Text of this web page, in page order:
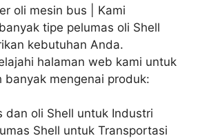
oli mesin bus | Kami
tipe pelumas oli Shell
kebutuhan Anda.
halaman web kami untuk
banyak mengenai produk:
dan oli Shell untuk Industri
Shell untuk Transportasi